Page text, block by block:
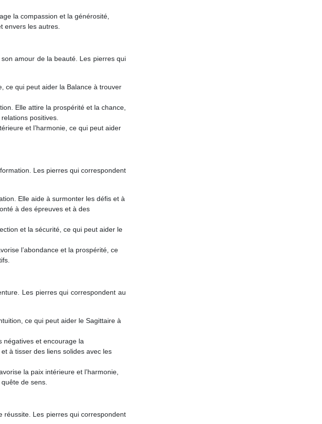
la compassion et la générosité,
envers les autres.
amour de la beauté. Les pierres qui
ce qui peut aider la Balance à trouver
Elle attire la prospérité et la chance,
positives.
et l’harmonie, ce qui peut aider
Les pierres qui correspondent
Elle aide à surmonter les défis et à
à des épreuves et à des
et la sécurité, ce qui peut aider le
l’abondance et la prospérité, ce
Les pierres qui correspondent au
ce qui peut aider le Sagittaire à
négatives et encourage la
à tisser des liens solides avec les
la paix intérieure et l’harmonie,
de sens.
réussite. Les pierres qui correspondent